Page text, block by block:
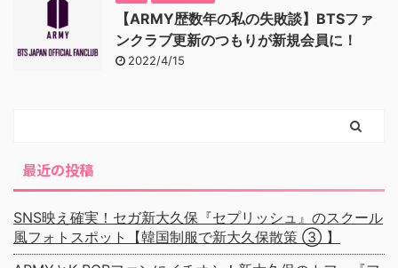
【ARMY歴数年の私の失敗談】BTSファ
ンクラブ更新のつもりが新規会員に！
2022/4/15
最近の投稿
SNS映え確実！セガ新大久保『セプリッシュ』のスクール
風フォトスポット【韓国制服で新大久保散策 ③ 】